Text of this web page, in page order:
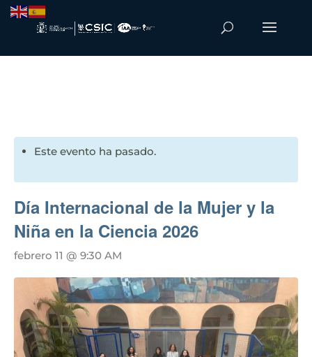
Este evento ha pasado.
Día Internacional de la Mujer y la
Niña en la Ciencia 2026
febrero 11 @ 9:30 AM